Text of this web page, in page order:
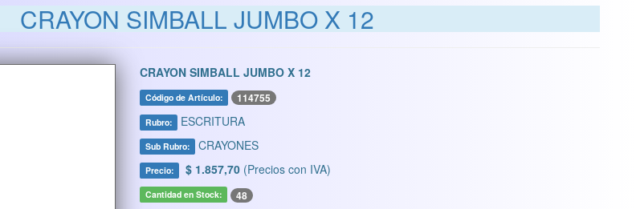
CRAYON SIMBALL JUMBO X 12
CRAYON SIMBALL JUMBO X 12
Código de Artículo: 114755
Rubro: ESCRITURA
Sub Rubro: CRAYONES
Precio: $ 1.857,70 (Precios con IVA)
Cantidad en Stock: 48